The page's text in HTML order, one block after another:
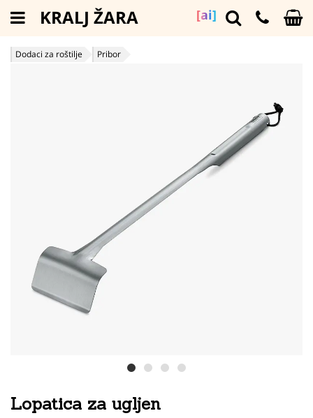
[ai]
KRALJ ŽARA
Dodaci za roštilje Pribor
Lopatica za ugljen